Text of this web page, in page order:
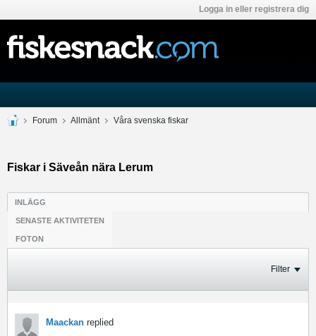
Logga in eller registrera dig
Forum Allmänt Våra svenska fiskar
Fiskar i Säveån nära Lerum
INLÄGG
SENASTE AKTIVITETEN
FOTON
Filter
Maackan replied